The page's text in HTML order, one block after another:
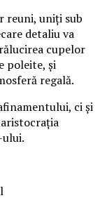
reuni, uniți sub
detaliu va
cupelor
poleite, și
regală.
ci și